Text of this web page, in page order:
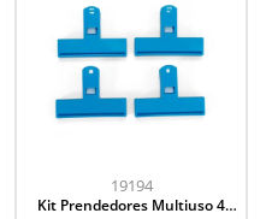
19194
Kit Prendedores Multiuso 4